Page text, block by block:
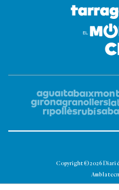
Copyright © 2026 Diari
Amb la